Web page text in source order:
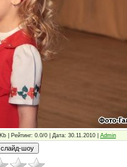
| Рейтинг: 0.0/0 | Дата: 30.11.2010 | Admin